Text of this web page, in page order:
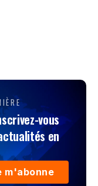
ce dimanche 7 juin 2026.
à
juin 2026.